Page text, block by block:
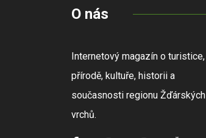
O nás
Internetový magazín o turistice,
přírodě, kultuře, historii a
současnosti regionu Žďárských
vrchů.